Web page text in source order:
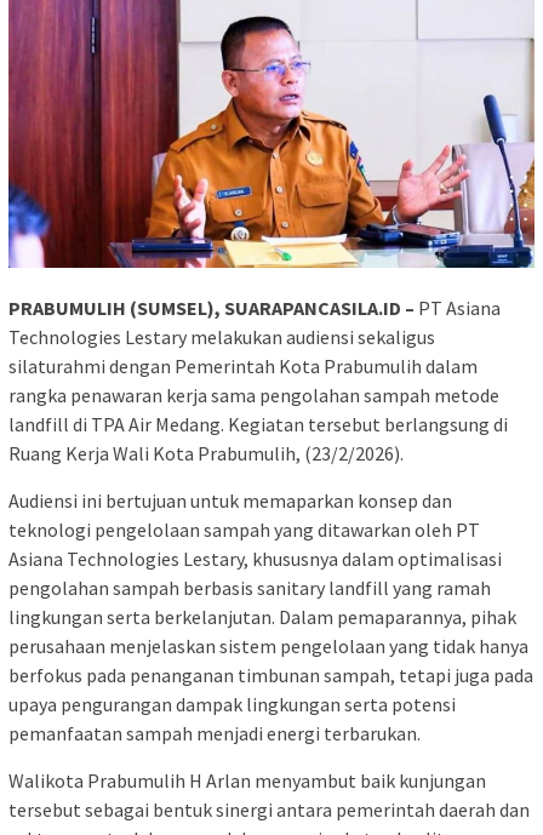
PRABUMULIH (SUMSEL), SUARAPANCASILA.ID – PT Asiana
Technologies Lestary melakukan audiensi sekaligus
silaturahmi dengan Pemerintah Kota Prabumulih dalam
rangka penawaran kerja sama pengolahan sampah metode
landfill di TPA Air Medang. Kegiatan tersebut berlangsung di
Ruang Kerja Wali Kota Prabumulih, (23/2/2026).
Audiensi ini bertujuan untuk memaparkan konsep dan
teknologi pengelolaan sampah yang ditawarkan oleh PT
Asiana Technologies Lestary, khususnya dalam optimalisasi
pengolahan sampah berbasis sanitary landfill yang ramah
lingkungan serta berkelanjutan. Dalam pemaparannya, pihak
perusahaan menjelaskan sistem pengelolaan yang tidak hanya
berfokus pada penanganan timbunan sampah, tetapi juga pada
upaya pengurangan dampak lingkungan serta potensi
pemanfaatan sampah menjadi energi terbarukan.
Walikota Prabumulih H Arlan menyambut baik kunjungan
tersebut sebagai bentuk sinergi antara pemerintah daerah dan